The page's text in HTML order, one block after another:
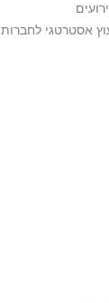
אסטרטגי לחברות